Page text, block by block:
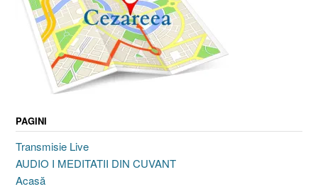
PAGINI
Transmisie Live
AUDIO I MEDITATII DIN CUVANT
Acasă